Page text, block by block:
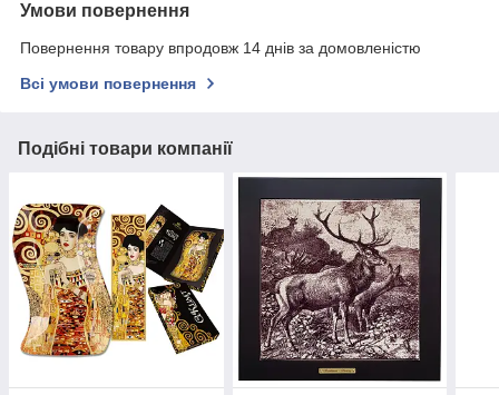
Умови повернення
Повернення товару впродовж 14 днів за домовленістю
Всі умови повернення
Подібні товари компанії